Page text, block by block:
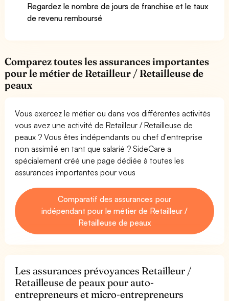
Regardez le nombre de jours de franchise et le taux
de revenu remboursé
Comparez toutes les assurances importantes
pour le métier de Retailleur / Retailleuse de
peaux
Vous exercez le métier ou dans vos différentes activités
vous avez une activité de Retailleur / Retailleuse de
peaux ? Vous êtes indépendants ou chef d'entreprise
non assimilé en tant que salarié ? SideCare a
spécialement créé une page dédiée à toutes les
assurances importantes pour vous
Comparatif des assurances pour
indépendant pour le métier de Retailleur /
Retailleuse de peaux
Les assurances prévoyances Retailleur /
Retailleuse de peaux pour auto-
entrepreneurs et micro-entrepreneurs